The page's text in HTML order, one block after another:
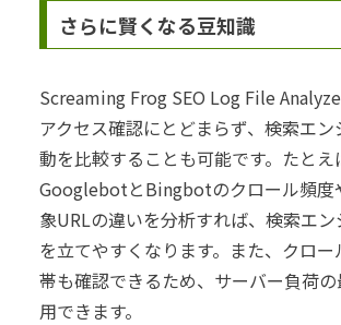
さらに賢くなる豆知識
Screaming Frog SEO Log File
アクセス確認にとどまらず、検索エ
動を比較することも可能です。たとえ
GooglebotとBingbotのクロール頻度
象URLの違いを分析すれば、検索エ
を立てやすくなります。また、クロ
帯も確認できるため、サーバー負荷
用できます。